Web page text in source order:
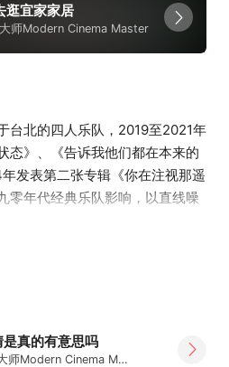
逛宜家家居
师Modern Cinema Master
台北的四人乐队，2019至2021年
态》、《告诉我他们都在本来的
发表第二张专辑《你在注视那遥
零年代经典乐队影响，以直线噪
其创作指标。
Pai Pu, State, Where Are
by 90’s indie rock bands,
their songs with noise
真的有意思吗
当代电影大师Modern Cinema Master